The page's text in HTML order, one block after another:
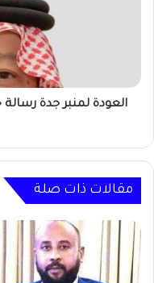
السعودي
للبرهان
العودة لمنبر جدة
مقالات ذات صلة